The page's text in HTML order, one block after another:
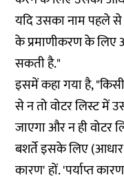
यदि उसका नाम पहले से
के प्रमाणीकरण के
सकती है."
इसमें कहा गया है,
से न तो वोटर लिस्ट में
जाएगा और न ही वोटर
बशर्ते इसके लिए
कारण' हों. 'पर्याप्त